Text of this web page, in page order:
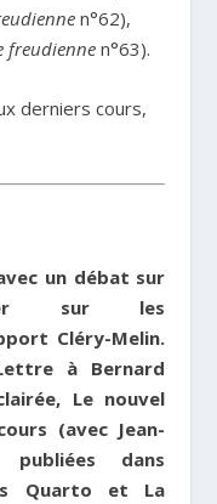
n°62),
freudiennen°63).
derniers cours,
un débat sur
sur les
Cléry-Melin.
à Bernard
Le nouvel
(avec Jean-
dans
Quarto et La